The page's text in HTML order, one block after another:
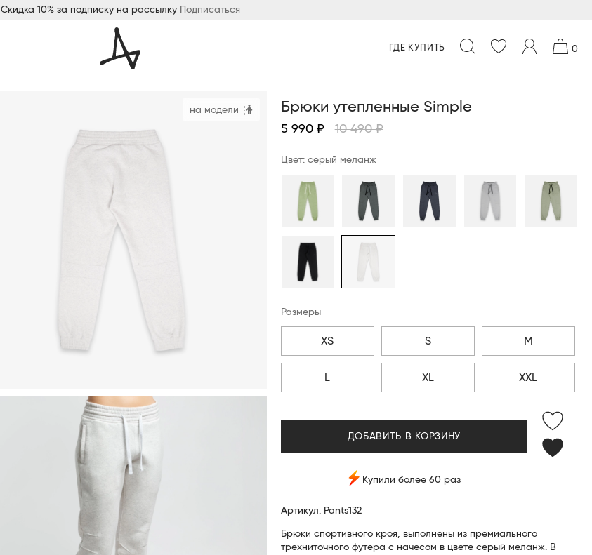
Скидка 10% за подписку на рассылку Подписаться
ГДЕ КУПИТЬ 0
на модели Брюки утепленные Simple
5 990 ₽ 10 490 ₽
Цвет: серый меланж
Размеры
XS S M
L XL XXL
ДОБАВИТЬ В КОРЗИНУ
Купили более 60 раз
Артикул: Pants132
Брюки спортивного кроя, выполнены из премиального
трехниточного футера с начесом в цвете серый меланж. В